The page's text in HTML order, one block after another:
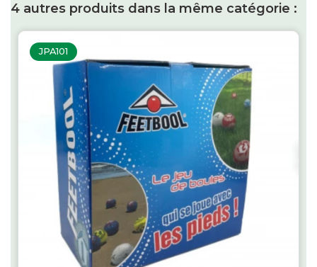
4 autres produits dans la même catégorie :
JPA101